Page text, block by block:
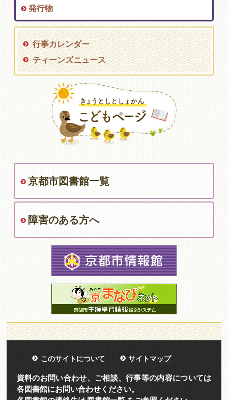
発行物
行事カレンダー
ティーンズニュース
京都市図書館一覧
障害のある方へ
このサイトについて サイトマップ
資料のお問い合わせ、ご相談、行事等の内容については
各図書館にお問い合わせください。